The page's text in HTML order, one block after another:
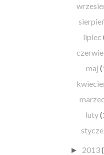
lipiec
maj
marzec
luty
► 2013